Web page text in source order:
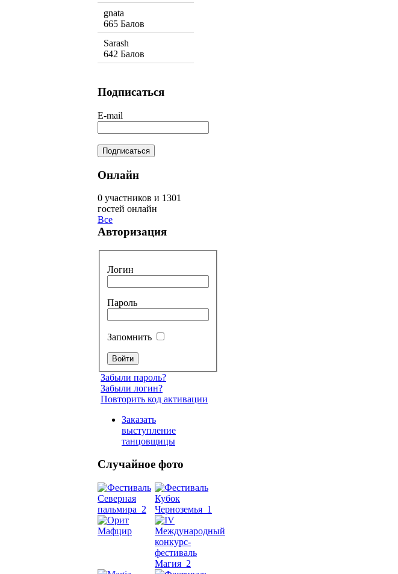
gnata
665 Балов
Sarash
642 Балов
Подписаться
E-mail
Онлайн
0 участников и 1301
гостей онлайн
Все
Авторизация
Логин
Пароль
Запомнить
Забыли пароль?
Забыли логин?
Повторить код активации
Заказать
выступление
танцовщицы
Случайное фото
живота